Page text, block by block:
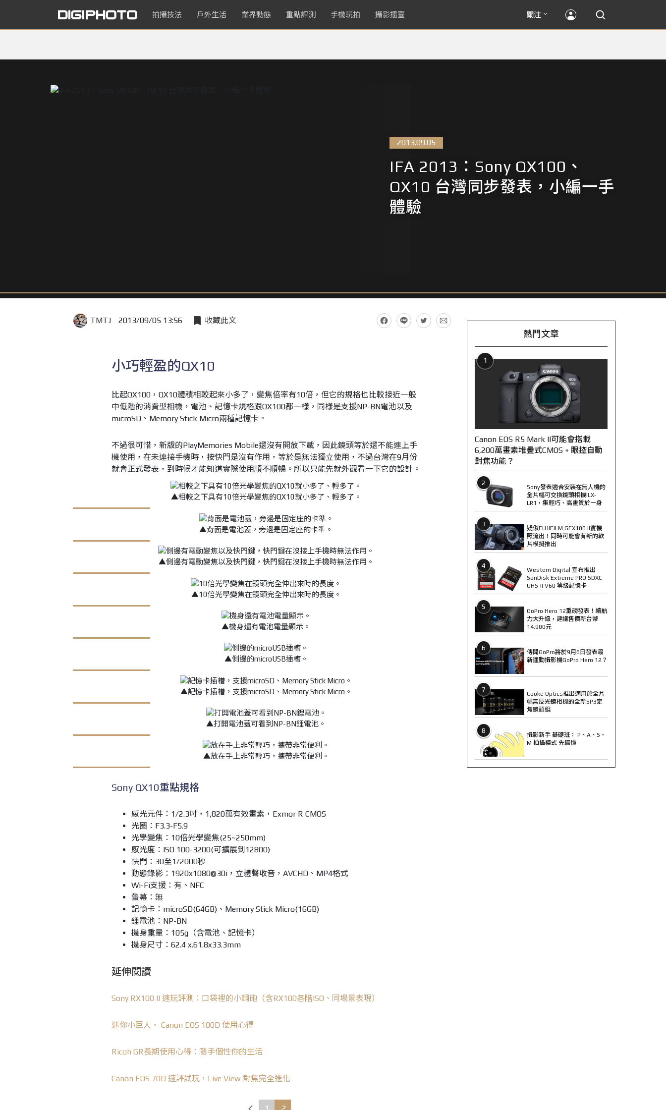
拍攝技法 戶外生活 業界動態 重點評測 手機玩拍 攝影擂臺 關注
2013.09.05
IFA 2013：Sony QX100、
QX10 台灣同步發表，小編一手
體驗
TMTJ 2013/09/05 13:56 收藏此文
小巧輕盈的QX10
比起QX100，QX10體積相較起來小多了，變焦倍率有10倍，但它的規格也比較接近一般
中低階的消費型相機，電池、記憶卡規格跟QX100都一樣，同樣是支援NP-BN電池以及
microSD、Memory Stick Micro兩種記憶卡。
不過很可惜，新版的PlayMemories Mobile還沒有開放下載，因此鏡頭等於還不能連上手
機使用，在未連接手機時，按快門是沒有作用，等於是無法獨立使用，不過台灣在9月份
就會正式發表，到時候才能知道實際使用順不順暢。所以只能先就外觀看一下它的設計。
▲相較之下具有10倍光學變焦的QX10就小多了、輕多了。
▲背面是電池蓋，旁邊是固定座的卡準。
▲側邊有電動變焦以及快門鍵，快門鍵在沒接上手機時無法作用。
▲10倍光學變焦在鏡頭完全伸出來時的長度。
▲機身還有電池電量顯示。
▲側邊的microUSB插槽。
▲記憶卡插槽，支援microSD、Memory Stick Micro。
▲打開電池蓋可看到NP-BN鋰電池。
▲放在手上非常輕巧，攜帶非常便利。
Sony QX10重點規格
感光元件：1/2.3吋，1,820萬有效畫素，Exmor R CMOS
光圈：F3.3-F5.9
光學變焦：10倍光學變焦(25~250mm)
感光度：ISO 100-3200(可擴展到12800)
快門：30至1/2000秒
動態錄影：1920x1080@30i，立體聲收音，AVCHD、MP4格式
Wi-Fi支援：有、NFC
螢幕：無
記憶卡：microSD(64GB)、Memory Stick Micro(16GB)
鋰電池：NP-BN
機身重量：105g（含電池、記憶卡）
機身尺寸：62.4 x.61.8x33.3mm
延伸閱讀
Sony RX100 II 速玩評測：口袋裡的小鋼砲（含RX100各階ISO、同場景表現）
迷你小巨人， Canon EOS 100D 使用心得
Ricoh GR長期使用心得：隨手個性你的生活
Canon EOS 70D 速評試玩，Live View 對焦完全進化
熱門文章
1
Canon EOS R5 Mark II可能會搭載
6,200萬畫素堆疊式CMOS + 眼控自動
對焦功能？
2
Sony發表適合安裝在無人機的
全片幅可交換鏡頭相機ILX-
LR1，集輕巧、高畫質於一身
3
疑似FUJIFILM GFX100 II實機
照流出！同時可能會有新的軟
片模擬推出
4
Western Digital 宣布推出
SanDisk Extreme PRO SDXC
UHS-II V60 等級記憶卡
5
GoPro Hero 12重磅發表！續航
力大升級，建議售價新台幣
14,900元
6
傳聞GoPro將於9月6日發表最
新運動攝影機GoPro Hero 12？
7
Cooke Optics推出適用於全片
幅無反光鏡相機的全新SP3定
焦鏡頭組
8
攝影新手 基礎班： P、A、S、
M 拍攝模式 先搞懂